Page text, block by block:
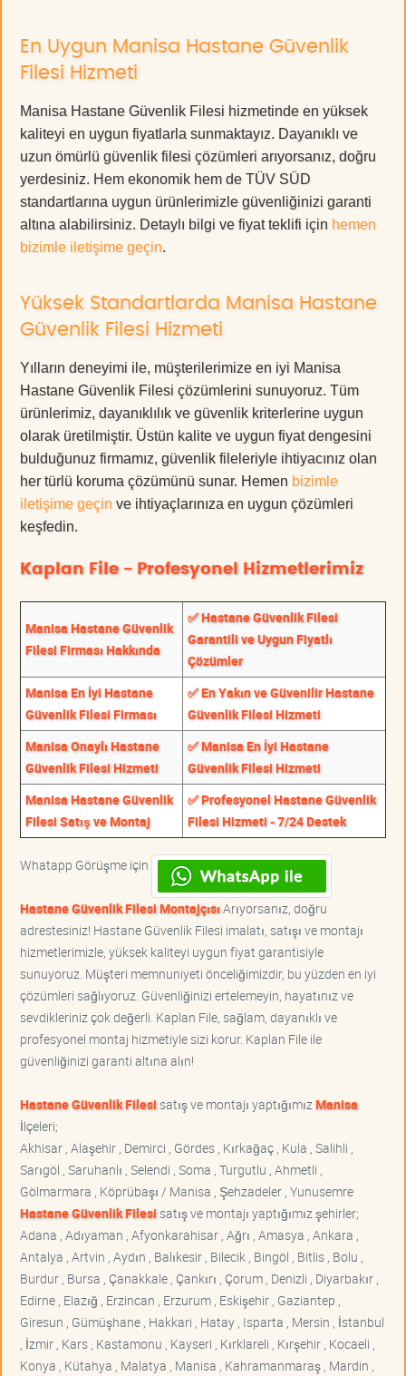
En Uygun Manisa Hastane Güvenlik
Filesi Hizmeti
Manisa Hastane Güvenlik Filesi hizmetinde en yüksek
kaliteyi en uygun fiyatlarla sunmaktayız. Dayanıklı ve
uzun ömürlü güvenlik filesi çözümleri arıyorsanız, doğru
yerdesiniz. Hem ekonomik hem de TÜV SÜD
standartlarına uygun ürünlerimizle güvenliğinizi garanti
altına alabilirsiniz. Detaylı bilgi ve fiyat teklifi için hemen
bizimle iletişime geçin.
Yüksek Standartlarda Manisa Hastane
Güvenlik Filesi Hizmeti
Yılların deneyimi ile, müşterilerimize en iyi Manisa
Hastane Güvenlik Filesi çözümlerini sunuyoruz. Tüm
ürünlerimiz, dayanıklılık ve güvenlik kriterlerine uygun
olarak üretilmiştir. Üstün kalite ve uygun fiyat dengesini
bulduğunuz firmamız, güvenlik fileleriyle ihtiyacınız olan
her türlü koruma çözümünü sunar. Hemen bizimle
iletişime geçin ve ihtiyaçlarınıza en uygun çözümleri
keşfedin.
Kaplan File - Profesyonel Hizmetlerimiz
Manisa Hastane Güvenlik
Filesi Firması Hakkında
✅ Hastane Güvenlik Filesi
Garantili ve Uygun Fiyatlı
Çözümler
Manisa En İyi Hastane
Güvenlik Filesi Firması
✅ En Yakın ve Güvenilir Hastane
Güvenlik Filesi Hizmeti
Manisa Onaylı Hastane
Güvenlik Filesi Hizmeti
✅ Manisa En İyi Hastane
Güvenlik Filesi Hizmeti
Manisa Hastane Güvenlik
Filesi Satış ve Montaj
✅ Profesyonel Hastane Güvenlik
Filesi Hizmeti - 7/24 Destek
Whatapp Görüşme için
Hastane Güvenlik Filesi MontajçısıArıyorsanız, doğru
adrestesiniz! Hastane Güvenlik Filesi imalatı, satışı ve montajı
hizmetlerimizle, yüksek kaliteyi uygun fiyat garantisiyle
sunuyoruz. Müşteri memnuniyeti önceliğimizdir, bu yüzden en iyi
çözümleri sağlıyoruz. Güvenliğinizi ertelemeyin, hayatınız ve
sevdikleriniz çok değerli. Kaplan File, sağlam, dayanıklı ve
profesyonel montaj hizmetiyle sizi korur. Kaplan File ile
güvenliğinizi garanti altına alın!
Hastane Güvenlik Filesisatış ve montajı yaptığımızManisa
İlçeleri;
Akhisar , Alaşehir , Demirci , Gördes , Kırkağaç , Kula , Salihli ,
Sarıgöl , Saruhanlı , Selendi , Soma , Turgutlu , Ahmetli ,
Gölmarmara , Köprübaşı / Manisa , Şehzadeler , Yunusemre
Hastane Güvenlik Filesisatış ve montajı yaptığımız şehirler;
Adana , Adıyaman , Afyonkarahisar , Ağrı , Amasya , Ankara ,
Antalya , Artvin , Aydın , Balıkesir , Bilecik , Bingöl , Bitlis , Bolu ,
Burdur , Bursa , Çanakkale , Çankırı , Çorum , Denizli , Diyarbakır ,
Edirne , Elazığ , Erzincan , Erzurum , Eskişehir , Gaziantep ,
Giresun , Gümüşhane , Hakkari , Hatay , Isparta , Mersin , İstanbul
, İzmir , Kars , Kastamonu , Kayseri , Kırklareli , Kırşehir , Kocaeli ,
Konya , Kütahya , Malatya , Manisa , Kahramanmaraş , Mardin ,